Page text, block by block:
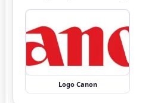
Logo Canon